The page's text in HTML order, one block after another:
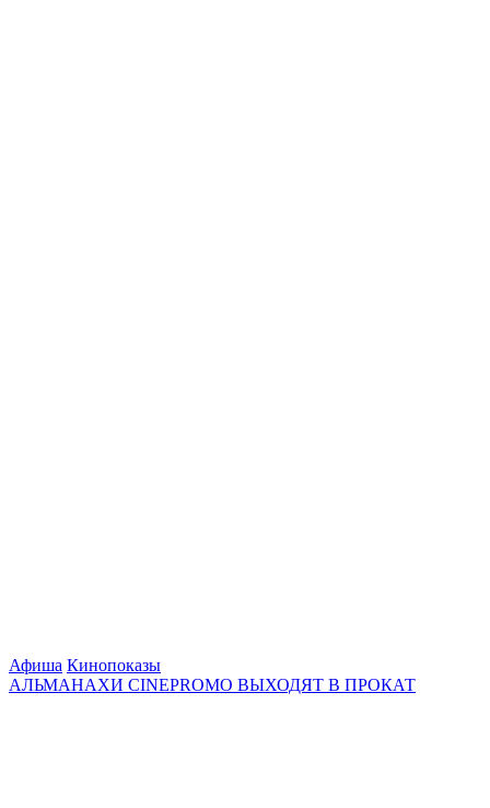
Афиша Кинопоказы
АЛЬМАНАХИ CINEPROMO ВЫХОДЯТ В ПРОКАТ